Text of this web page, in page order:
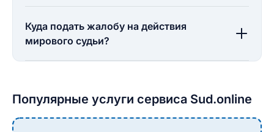
Куда подать жалобу на действия
мирового судьи?
Популярные услуги сервиса Sud.online